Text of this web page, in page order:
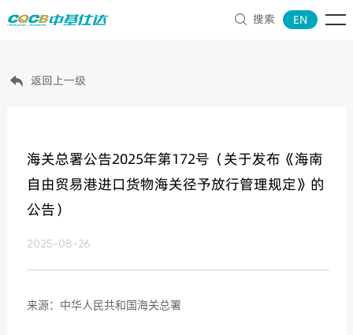
 搜索 EN
 返回上一级
海关总署公告2025年第172号（关于发布《海南
自由贸易港进口货物海关径予放行管理规定》的
公告）
2025-08-26
来源：中华人民共和国海关总署